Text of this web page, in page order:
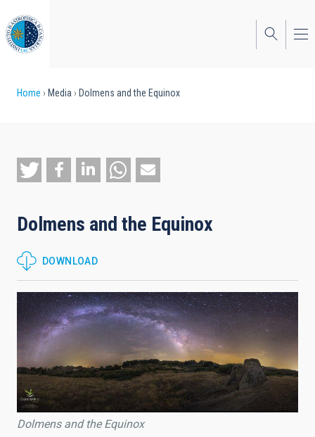
to
main
content
Breadcrumb
Home Media Dolmens and the Equinox
Dolmens and the Equinox
DOWNLOAD
Dolmens and the Equinox